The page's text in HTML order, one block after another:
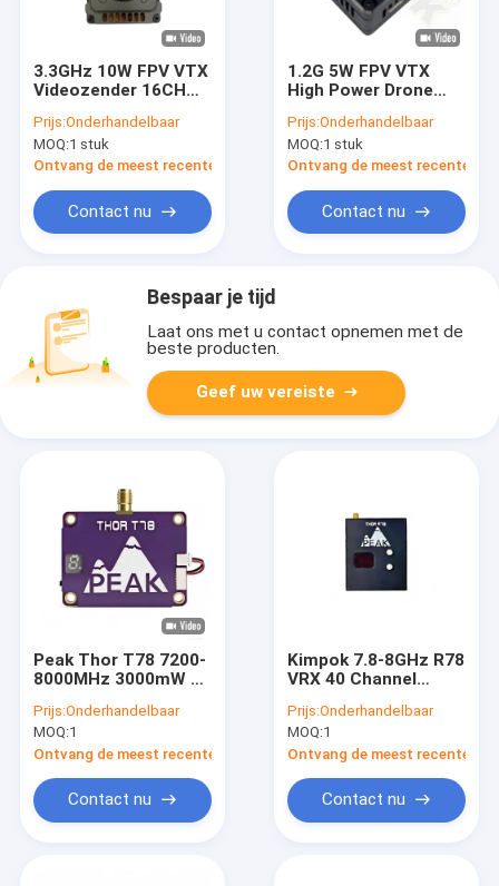
3.3GHz 10W FPV VTX
Videozender 16CH
Afstand
Prijs:Onderhandelbaar
MOQ:1 stuk
Ontvang de meest recente Prijs
Contact nu
1.2G 5W FPV VTX
High Power Drone
1.5Ghz UAV VTX
Module 9CH
Prijs:Onderhandelbaar
MOQ:1 stuk
Ontvang de meest recente
Contact nu
Bespaar je tijd
Laat ons met u contact opnemen met de
beste producten.
Geef uw vereiste
Peak Thor T78 7200-
8000MHz 3000mW 40
Video Transmitter
voor drones met
schakelbare stroom
Prijs:Onderhandelbaar
MOQ:1
Ontvang de meest recente Prijs
Contact nu
Kimpok 7.8-8GHz R78
VRX 40 Channel
Module met lage
latentie voor
langeafstands FPV
Prijs:Onderhandelbaar
MOQ:1
Ontvang de meest recente
Contact nu